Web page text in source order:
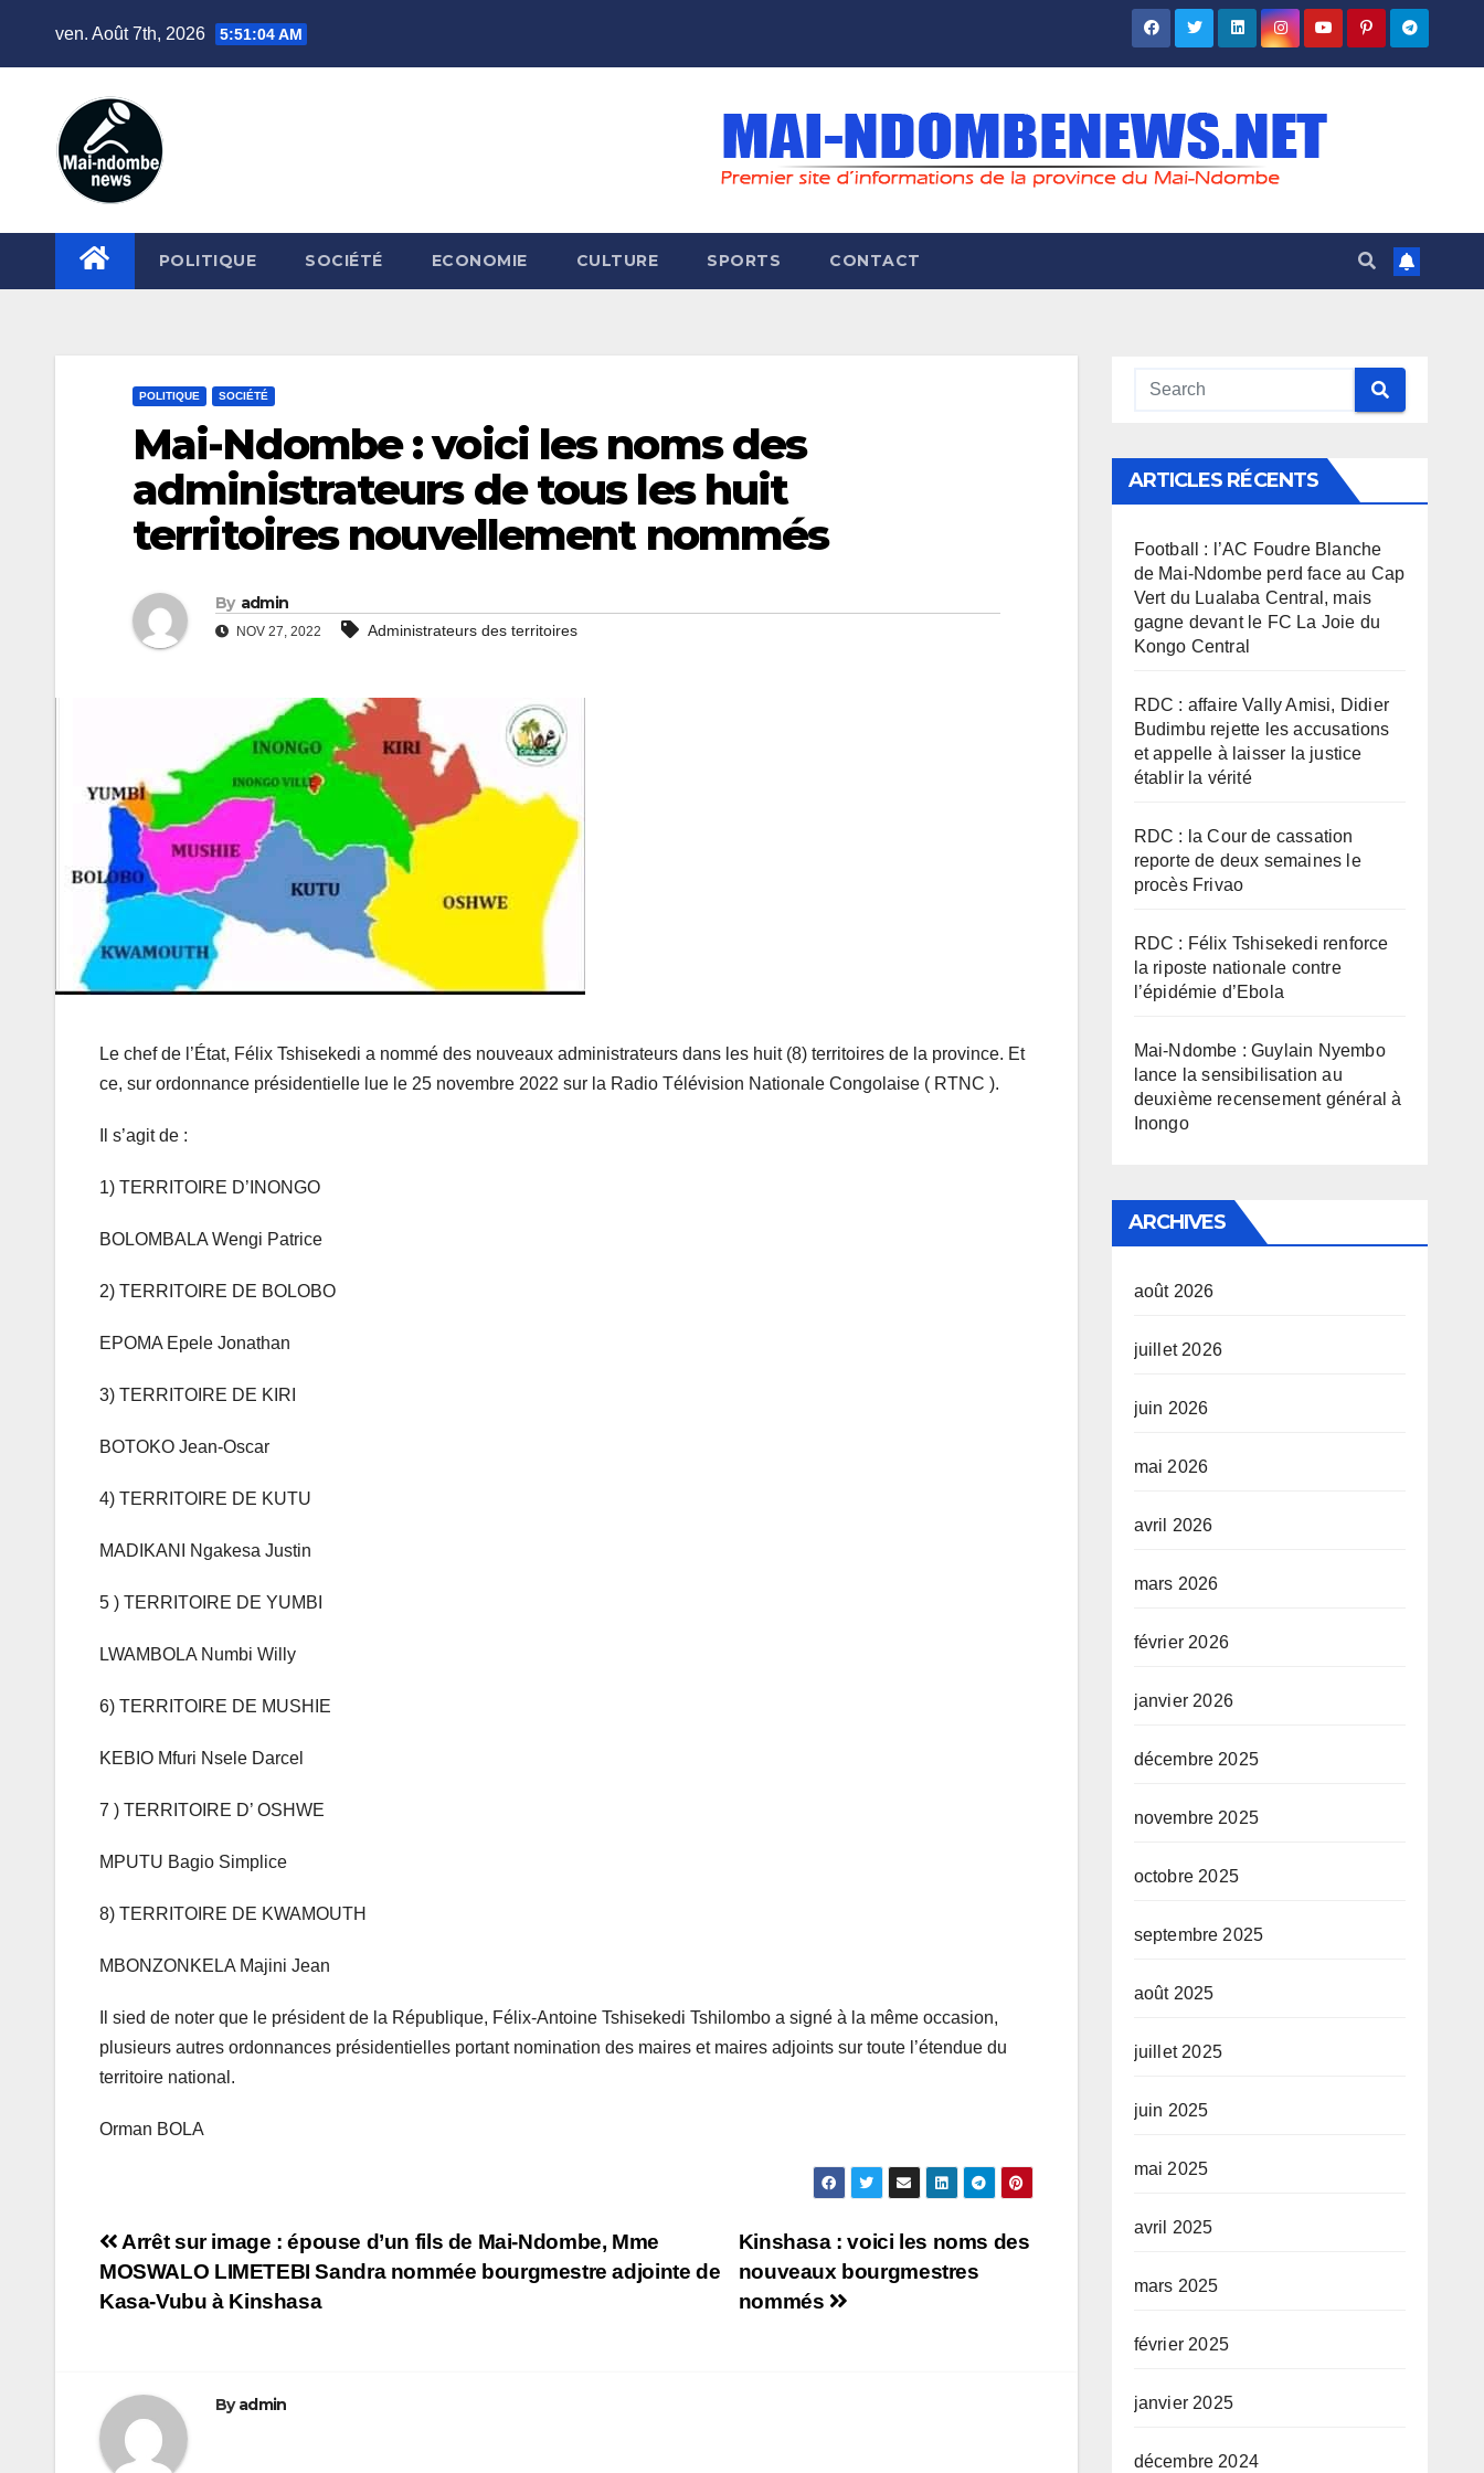
ven. Août 7th, 2026 5:51:05 AM
POLITIQUE SOCIÉTÉ ECONOMIE CULTURE SPORTS CONTACT
POLITIQUE SOCIÉTÉ
Mai-Ndombe : voici les noms des
administrateurs de tous les huit
territoires nouvellement nommés
By admin
NOV 27, 2022 Administrateurs des territoires
Le chef de l’État, Félix Tshisekedi a nommé des nouveaux administrateurs dans les huit (8) territoires de la province. Et
ce, sur ordonnance présidentielle lue le 25 novembre 2022 sur la Radio Télévision Nationale Congolaise ( RTNC ).
Il s’agit de :
1) TERRITOIRE D’INONGO
BOLOMBALA Wengi Patrice
2) TERRITOIRE DE BOLOBO
EPOMA Epele Jonathan
3) TERRITOIRE DE KIRI
BOTOKO Jean-Oscar
4) TERRITOIRE DE KUTU
MADIKANI Ngakesa Justin
5 ) TERRITOIRE DE YUMBI
LWAMBOLA Numbi Willy
6) TERRITOIRE DE MUSHIE
KEBIO Mfuri Nsele Darcel
7 ) TERRITOIRE D’ OSHWE
MPUTU Bagio Simplice
8) TERRITOIRE DE KWAMOUTH
MBONZONKELA Majini Jean
Il sied de noter que le président de la République, Félix-Antoine Tshisekedi Tshilombo a signé à la même occasion,
plusieurs autres ordonnances présidentielles portant nomination des maires et maires adjoints sur toute l’étendue du
territoire national.
Orman BOLA
Navigation
de
Kinshasa : voici les noms des
nouveaux bourgmestres
nommés
Arrêt sur image : épouse d’un fils de Mai-Ndombe, Mme
MOSWALO LIMETEBI Sandra nommée bourgmestre adjointe de
Kasa-Vubu à Kinshasa
Byadmin
ARTICLES RÉCENTS
Football : l’AC Foudre Blanche
de Mai-Ndombe perd face au Cap
Vert du Lualaba Central, mais
gagne devant le FC La Joie du
Kongo Central
RDC : affaire Vally Amisi, Didier
Budimbu rejette les accusations
et appelle à laisser la justice
établir la vérité
RDC : la Cour de cassation
reporte de deux semaines le
procès Frivao
RDC : Félix Tshisekedi renforce
la riposte nationale contre
l’épidémie d’Ebola
Mai-Ndombe : Guylain Nyembo
lance la sensibilisation au
deuxième recensement général à
Inongo
ARCHIVES
août 2026
juillet 2026
juin 2026
mai 2026
avril 2026
mars 2026
février 2026
janvier 2026
décembre 2025
novembre 2025
octobre 2025
septembre 2025
août 2025
juillet 2025
juin 2025
mai 2025
avril 2025
mars 2025
février 2025
janvier 2025
décembre 2024